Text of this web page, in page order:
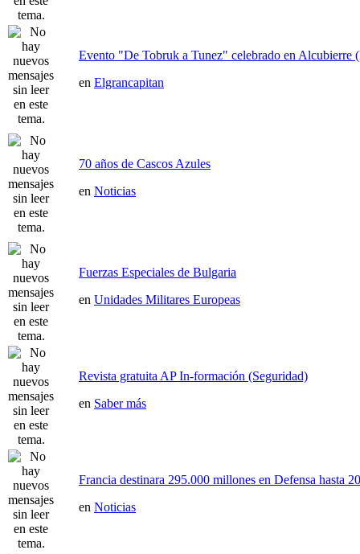
Evento "De Tobruk a Tunez" celebrado en Alcubierre
en Elgrancapitan
70 años de Cascos Azules
en Noticias
Fuerzas Especiales de Bulgaria
en Unidades Militares Europeas
Revista gratuita AP In-formación (Seguridad)
en Saber más
Francia destinara 295.000 millones en Defensa hasta
en Noticias